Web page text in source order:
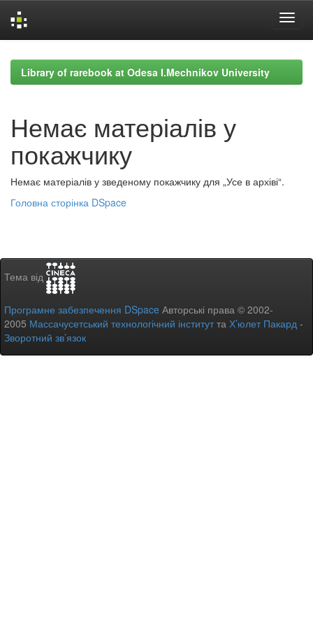
navigationLibrary of rarebook at Odesa I.Mechnikov University
Немає матеріалів у
покажчику
Немає матеріалів у зведеному покажчику для „Усе в архіві“.
Головна сторінка DSpace
Тема від
Програмне забезпечення DSpace Авторські права © 2002-
2005 Массачусетський технологічний інститутта Х’юлет Пакард -
Зворотний зв’язок